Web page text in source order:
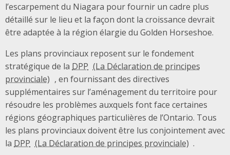
l’escarpement du Niagara pour fournir un cadre plus
détaillé sur le lieu et la façon dont la croissance devrait
être adaptée à la région élargie du Golden Horseshoe.
Les plans provinciaux reposent sur le fondement
stratégique de la DPP
, en fournissant des directives
supplémentaires sur l’aménagement du territoire pour
résoudre les problèmes auxquels font face certaines
régions géographiques particulières de l’Ontario. Tous
les plans provinciaux doivent être lus conjointement avec
la DPP .